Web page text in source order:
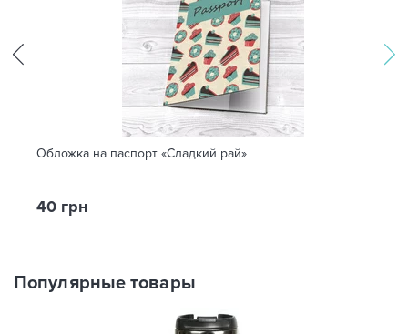
Обложка на паспорт «Сладкий рай»
40 грн
Популярные товары